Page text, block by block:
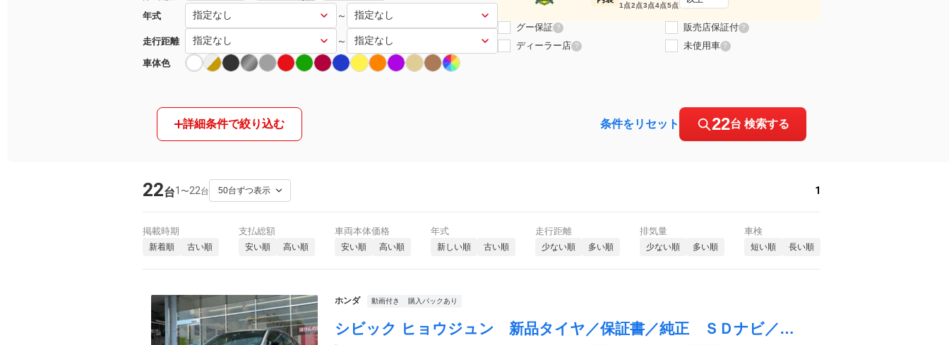
年式 ～
走行距離 ～
車体色
1点2点3点4点5点
グー保証 ? 販売店保証付 ?
ディーラー店 ? 未使用車 ?
詳細条件で絞り込む 条件をリセット 22台 検索する
22台1 〜22台 1
掲載時期
新着順 古い順
支払総額
安い順 高い順
車両本体価格
安い順 高い順
年式
新しい順 古い順
走行距離
少ない順 多い順
排気量
少ない順 多い順
車検
短い順 長い順
ホンダ 動画付き 購入パックあり
シビック ヒョウジュン 新品タイヤ／保証書／純正 ＳＤナビ／ホンダセンシング／シートヒーター 前席／ヘッドランプ ＬＥＤ／Ｂｌｕｅｔｏｏｔｈ接続／ＥＴＣ／ＥＢＤ付ＡＢＳ／横滑り防止装置／アイドリングストップ